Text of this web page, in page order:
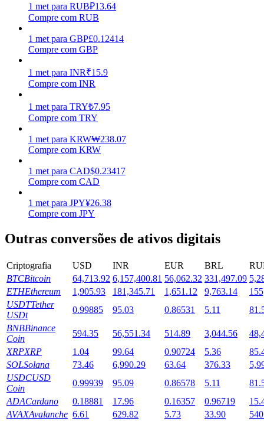
Porquinho poderoso
Estacamento
Altos retornos e acesso instantâneo
Launchpool
Staking flexível para ganhar tokens populares.
1 met para RUB₽13.64
Compre com RUB
1 met para GBP£0.12414
Compre com GBP
1 met para INR₹15.9
Compre com INR
1 met para TRY₺7.95
Compre com TRY
1 met para KRW₩238.07
Compre com KRW
1 met para CAD$0.23417
Compre com CAD
1 met para JPY¥26.38
Compre com JPY
Outras conversões de ativos digitais
Criptografia USD INR EUR BRL
BTCBitcoin 64,713.92 6,157,400.81 56,062.32 331,497.09
ETHEthereum 1,905.93 181,345.71 1,651.12 9,763.14
USDTTether
USDt
0.99885 95.03 0.86531 5.11
BNBBinance
Coin
594.35 56,551.34 514.89 3,044.56
XRPXRP 1.04 99.64 0.90724 5.36
SOLSolana 73.46 6,990.29 63.64 376.33
USDCUSD
Coin
0.99939 95.09 0.86578 5.11
ADACardano 0.18881 17.96 0.16357 0.96719
AVAXAvalanche 6.61 629.82 5.73 33.90